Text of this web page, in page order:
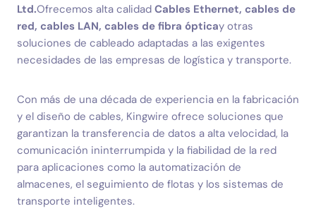
Ltd.Ofrecemos alta calidad Cables Ethernet, cables de
red, cables LAN, cables de fibra ópticay otras
soluciones de cableado adaptadas a las exigentes
necesidades de las empresas de logística y transporte.
Con más de una década de experiencia en la fabricación
y el diseño de cables, Kingwire ofrece soluciones que
garantizan la transferencia de datos a alta velocidad, la
comunicación ininterrumpida y la fiabilidad de la red
para aplicaciones como la automatización de
almacenes, el seguimiento de flotas y los sistemas de
transporte inteligentes.